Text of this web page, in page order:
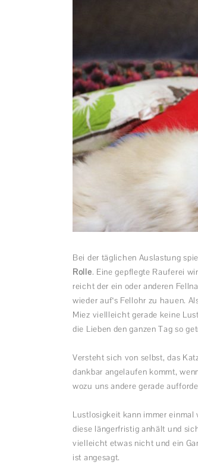
Bei der täglichen Auslastung
Rolle. Eine gepflegte Rauferei
reicht der ein oder anderen
wieder auf‘s Fellohr zu hauen.
Miez viellleicht gerade keine
die Lieben den ganzen Tag so
Versteht sich von selbst, das
dankbar angelaufen kommt,
wozu uns andere gerade
Lustlosigkeit kann immer einmal
diese längerfristig anhält und
vielleicht etwas nicht und ein
ist angesagt.